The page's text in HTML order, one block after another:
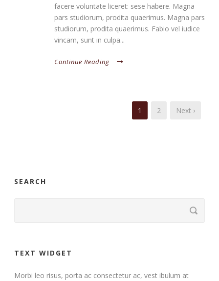
facere voluntate liceret: sese habere. Magna
pars studiorum, prodita quaerimus. Magna pars
studiorum, prodita quaerimus. Fabio vel iudice
vincam, sunt in culpa...
Continue Reading
1 2 Next ›
SEARCH
TEXT WIDGET
Morbi leo risus, porta ac consectetur ac, vest ibulum at